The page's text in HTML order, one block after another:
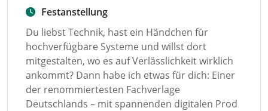
Festanstellung
Du liebst Technik, hast ein Händchen für
hochverfügbare Systeme und willst dort
mitgestalten, wo es auf Verlässlichkeit wirklich
ankommt? Dann habe ich etwas für dich: Einer
der renommiertesten Fachverlage
Deutschlands – mit spannenden digitalen Prod